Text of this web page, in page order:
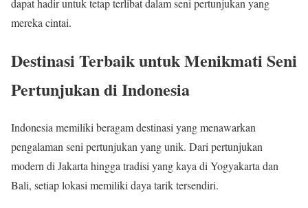
dapat hadir untuk tetap terlibat dalam seni pertunjukan yang
mereka cintai.
Destinasi Terbaik untuk Menikmati Seni
Pertunjukan di Indonesia
Indonesia memiliki beragam destinasi yang menawarkan
pengalaman seni pertunjukan yang unik. Dari pertunjukan
modern di Jakarta hingga tradisi yang kaya di Yogyakarta dan
Bali, setiap lokasi memiliki daya tarik tersendiri.